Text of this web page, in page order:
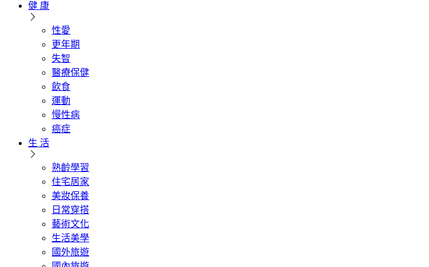
健 康
性愛
更年期
失智
醫療保健
飲食
運動
慢性病
癌症
生 活
熟齡學習
住宅居家
美妝保養
日常穿搭
藝術文化
生活美學
國外旅遊